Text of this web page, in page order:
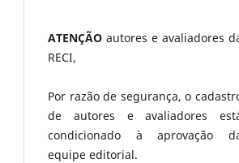
ATENÇÃO autores e avaliadores
RECI,
Por razão de segurança, o
de autores e avaliadores
condicionado à aprovação
equipe editorial.